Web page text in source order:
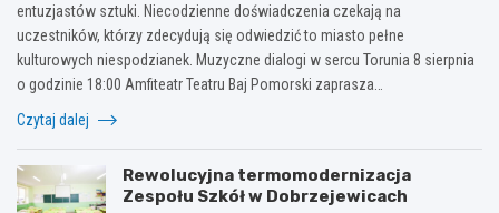
entuzjastów sztuki. Niecodzienne doświadczenia czekają na
uczestników, którzy zdecydują się odwiedzić to miasto pełne
kulturowych niespodzianek. Muzyczne dialogi w sercu Torunia 8 sierpnia
o godzinie 18:00 Amfiteatr Teatru Baj Pomorski zaprasza…
Czytaj dalej
Rewolucyjna termomodernizacja
Zespołu Szkół w Dobrzejewicach